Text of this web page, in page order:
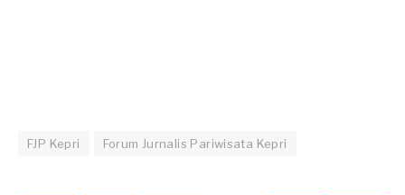
FJP Kepri Forum Jurnalis Pariwisata Kepri